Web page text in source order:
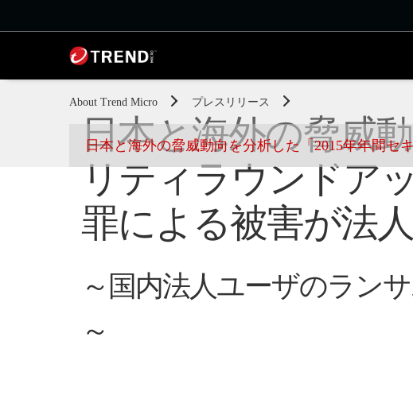
About Trend Micro プレスリリース
日本と海外の脅威動向を分析した「2015年年間
日本と海外の脅威
リティラウンドア
罪による被害が法
～国内法人ユーザのラン
～